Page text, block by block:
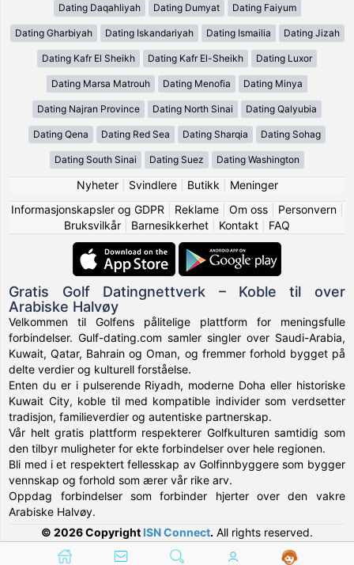
Dating Daqahliyah Dating Dumyat Dating Faiyum
Dating Gharbiyah Dating Iskandariyah Dating Ismailia Dating Jizah
Dating Kafr El Sheikh Dating Kafr El-Sheikh Dating Luxor
Dating Marsa Matrouh Dating Menofia Dating Minya
Dating Najran Province Dating North Sinai Dating Qalyubia
Dating Qena Dating Red Sea Dating Sharqia Dating Sohag
Dating South Sinai Dating Suez Dating Washington
Nyheter| Svindlere| Butikk
Meninger
Informasjonskapsler og GDPR
Reklame| Om oss| Personvern|
Bruksvilkår
Barnesikkerhet Kontakt FAQ
Gratis Golf Datingnettverk – Koble til over
Arabiske Halvøy
Velkommen til Golfens pålitelige plattform for meningsfulle
forbindelser. Gulf-dating.com samler singler over Saudi-Arabia,
Kuwait, Qatar, Bahrain og Oman, og fremmer forhold bygget på
delte verdier og kulturell forståelse.
Enten du er i pulserende Riyadh, moderne Doha eller historiske
Kuwait City, koble til med kompatible individer som verdsetter
tradisjon, familieverdier og autentiske partnerskap.
Vår helt gratis plattform respekterer Golfkulturen samtidig som
den tilbyr muligheter for ekte forbindelser over hele regionen.
Bli med i et respektert fellesskap av Golfinnbyggere som bygger
vennskap og forhold som ærer vår rike arv.
Oppdag forbindelser som forbinder hjerter over den vakre
Arabiske Halvøy.
© 2026 Copyright ISN Connect. All rights reserved.